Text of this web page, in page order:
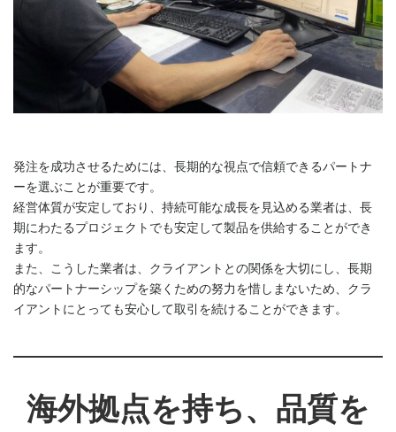
発注を成功させるためには、長期的な視点で信頼できるパートナ
ーを選ぶことが重要です。
経営体質が安定しており、持続可能な成長を見込める業者は、長
期にわたるプロジェクトでも安定して製品を供給することができ
ます。
また、こうした業者は、クライアントとの関係を大切にし、長期
的なパートナーシップを築くための努力を惜しまないため、クラ
イアントにとっても安心して取引を続けることができます。
海外拠点を持ち、品質を